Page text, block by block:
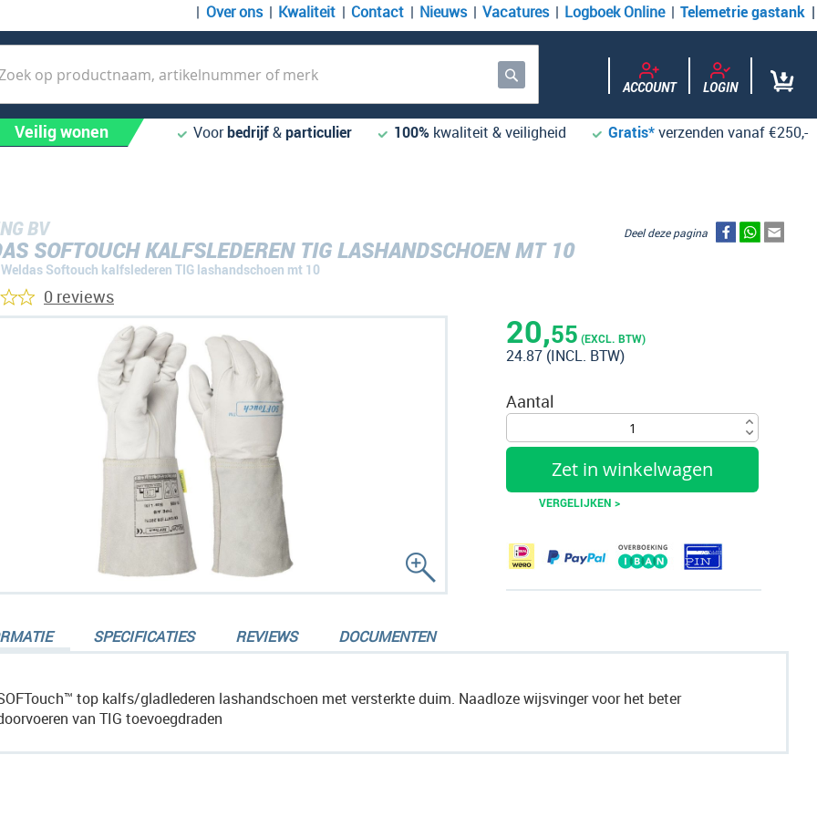
Over ons Kwaliteit Contact Nieuws Vacatures Logboek Online Telemetrie gastank
Zoek ACCOUNT LOGIN
Veilig wonen Voorbedrijf&particulier 100% kwaliteit & veiligheid Gratis*verzenden vanaf €250,-
BV
SOFTOUCH KALFSLEDEREN TIG LASHANDSCHOEN MT 10
Weldas Softouch kalfslederen TIG lashandschoen mt 10
20,55 (EXCL. BTW)
24.87 (INCL. BTW)
Aantal
Zet in winkelwagen
VERGELIJKEN >
Deel deze pagina
0 reviews
top kalfs/gladlederen lashandschoen met versterkte duim. Naadloze wijsvinger voor het beter
van TIG toevoegdraden
SPECIFICATIES REVIEWS DOCUMENTEN